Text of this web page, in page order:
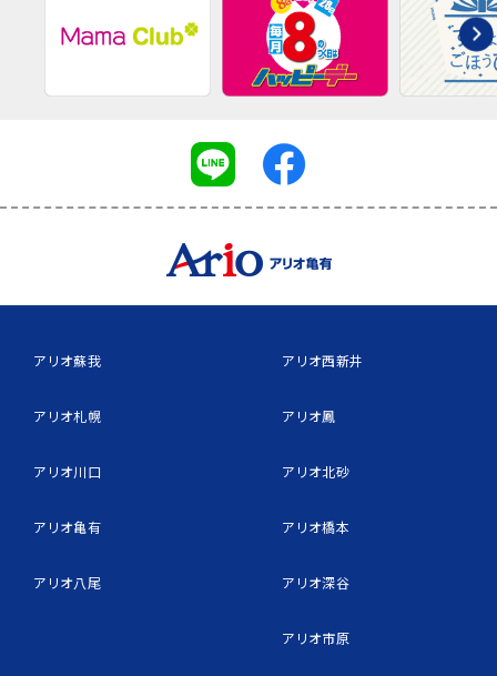
アリオ蘇我
アリオ札幌
アリオ川口
アリオ亀有
アリオ八尾
アリオ西新井
アリオ鳳
アリオ北砂
アリオ橋本
アリオ深谷
アリオ市原